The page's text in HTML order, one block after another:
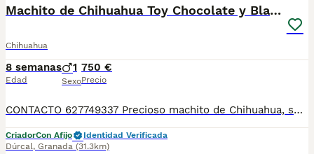
Machito de Chihuahua Toy Chocolate y Blanco
Chihuahua
8 semanas
Edad
1
Sexo
750 €
Precio
CONTACTO 627749337 Precioso machito de Chihuahua, se entregan vacunados, desparasitados con su cartilla veterinaria. Criador profesional con afijo de la RSCE y FCI Centro de cria autorizado con núcleo zoológico Registro de criador autorizado
CriadorCon Afijo
Identidad Verificada
Dúrcal, Granada (31.3km)